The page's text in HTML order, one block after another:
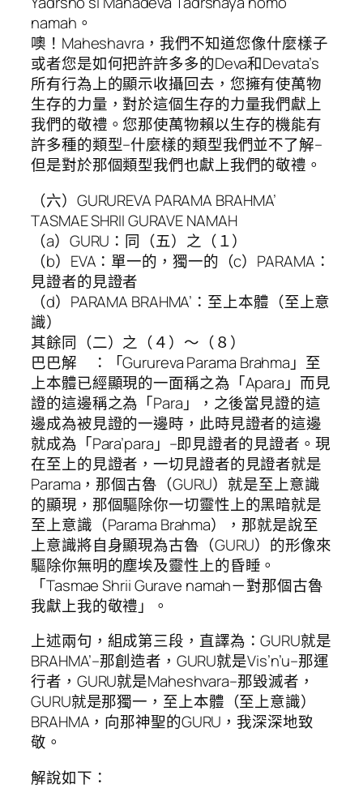
namah。
噢！Maheshavra，我們不知道您像什麼樣子
或者您是如何把許許多多的Deva和Devata’s
所有行為上的顯示收攝回去，您擁有使萬物
生存的力量，對於這個生存的力量我們獻上
我們的敬禮。您那使萬物賴以生存的機能有
許多種的類型–什麼樣的類型我們並不了解–
但是對於那個類型我們也獻上我們的敬禮。
（六）GURUREVA PARAMA BRAHMA’
TASMAE SHRII GURAVE NAMAH
（a）GURU：同（五）之（１）
（b）EVA：單一的，獨一的（c）PARAMA：
見證者的見證者
（d）PARAMA BRAHMA’：至上本體（至上意
識）
其餘同（二）之（４）～（８）
巴巴解 ：「Gurureva Parama Brahma」至
上本體已經顯現的一面稱之為「Apara」而見
證的這邊稱之為「Para」，之後當見證的這
邊成為被見證的一邊時，此時見證者的這邊
就成為「Para’para」–即見證者的見證者。現
在至上的見證者，一切見證者的見證者就是
Parama，那個古魯（GURU）就是至上意識
的顯現，那個驅除你一切靈性上的黑暗就是
至上意識（Parama Brahma），那就是說至
上意識將自身顯現為古魯（GURU）的形像來
驅除你無明的塵埃及靈性上的昏睡。
「Tasmae Shrii Gurave namah－對那個古魯
我獻上我的敬禮」。
上述兩句，組成第三段，直譯為：GURU就是
BRAHMA’–那創造者，GURU就是Vis’n’u–那運
行者，GURU就是Maheshvara–那毀滅者，
GURU就是那獨一，至上本體（至上意識）
BRAHMA，向那神聖的GURU，我深深地致
敬。
解說如下：